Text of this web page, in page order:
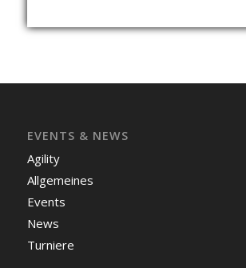
EVENTS & NEWS
Agility
Allgemeines
Events
News
Turniere